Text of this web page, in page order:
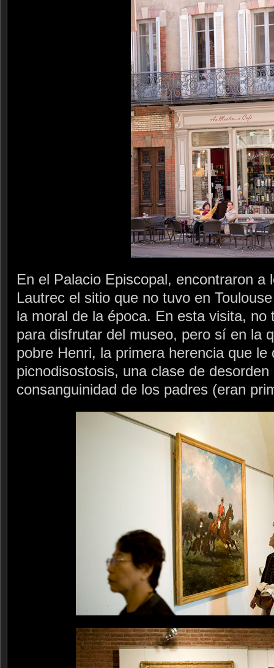
En el Palacio Episcopal, encontraron a
Lautrec el sitio que no tuvo en
la moral de la época. En esta visita, no
para disfrutar del museo, pero sí en la
pobre Henri, la primera herencia que le
picnodisostosis, una clase de
consanguinidad de los padres (eran